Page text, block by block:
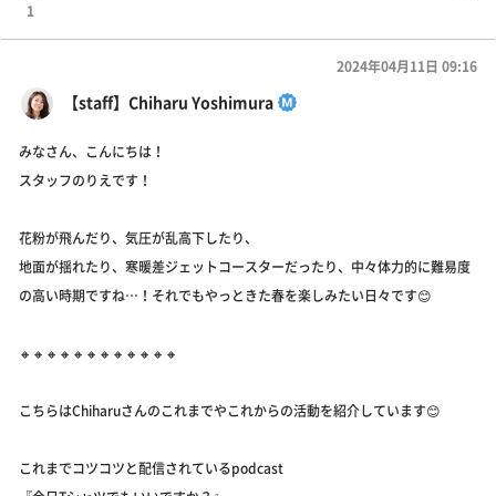
1
【staff】Chiharu Yoshimura
2024年04月11日 09:16
みなさん、こんにちは！
スタッフのりえです！
花粉が飛んだり、気圧が乱高下したり、
地面が揺れたり、寒暖差ジェットコースターだったり、中々体力的に難易度
の高い時期ですね…！それでもやっときた春を楽しみたい日々です😊
🔸🔸🔸🔸🔸🔸🔸🔸🔸🔸🔸🔸
こちらはChiharuさんのこれまでやこれからの活動を紹介しています😊
これまでコツコツと配信されているpodcast